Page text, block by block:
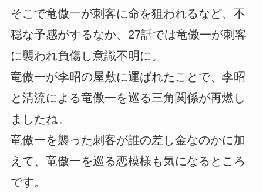
そこで竜傲一が刺客に命を狙われるなど、不
穏な予感がするなか、27話では竜傲一が刺客
に襲われ負傷し意識不明に。
竜傲一が李昭の屋敷に運ばれたことで、李昭
と清流による竜傲一を巡る三角関係が再燃し
ましたね。
竜傲一を襲った刺客が誰の差し金なのかに加
えて、竜傲一を巡る恋模様も気になるところ
です。